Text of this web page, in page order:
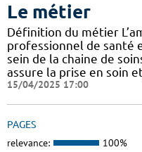
Le métier
Définition du métier
professionnel de santé
sein de la chaine de
assure la prise en soin
15/04/2025 17:00
PAGES
relevance: 100%